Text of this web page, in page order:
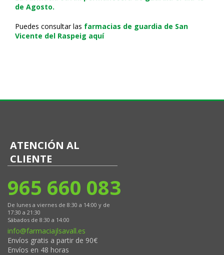
de Agosto.
Puedes consultar las farmacias de guardia de San
Vicente del Raspeig aquí
ATENCIÓN AL
CLIENTE
965 660 083
De lunes a viernes de 8:30 a 14:00 y de
17:30 a 21:30
Sábados de 8:30 a 14:00
info@farmaciajlsavall.es
Envíos gratis a partir de 90€
Envíos en 48 horas